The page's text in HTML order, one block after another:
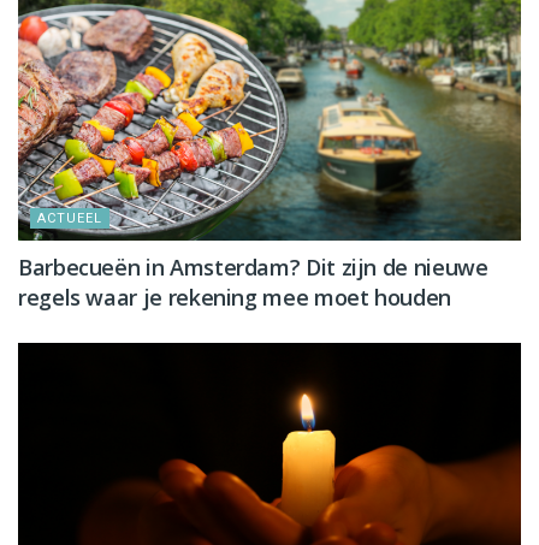
ACTUEEL
Barbecueën in Amsterdam? Dit zijn de nieuwe
regels waar je rekening mee moet houden